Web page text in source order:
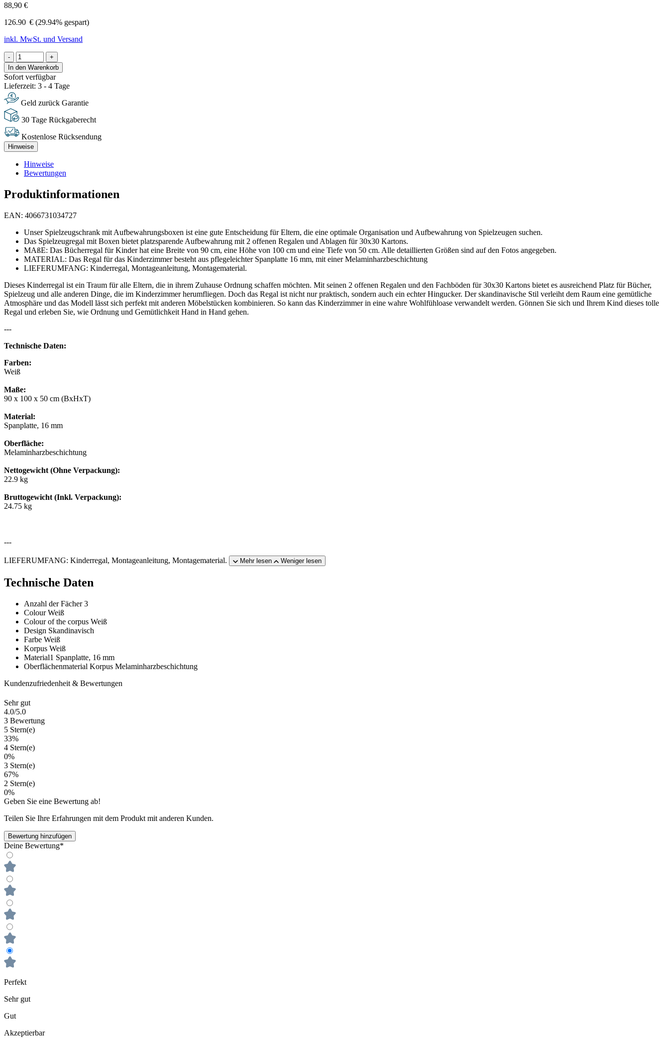
88,90 €
126.90 € (29.94% gespart)
inkl. MwSt. und Versand
-
+
In den Warenkorb
Sofort verfügbar
Lieferzeit: 3 - 4 Tage
Geld zurück Garantie
30 Tage Rückgaberecht
Kostenlose Rücksendung
Hinweise
Hinweise
Bewertungen
Produktinformationen
EAN: 4066731034727
Unser Spielzeugschrank mit Aufbewahrungsboxen ist eine gute Entscheidung für Eltern, die eine optimale Organisation und Aufbewahrung von Spielzeugen suchen.
Das Spielzeugregal mit Boxen bietet platzsparende Aufbewahrung mit 2 offenen Regalen und Ablagen für 30x30 Kartons.
MAßE: Das Bücherregal für Kinder hat eine Breite von 90 cm, eine Höhe von 100 cm und eine Tiefe von 50 cm. Alle detaillierten Größen sind auf den Fotos angegeben.
MATERIAL: Das Regal für das Kinderzimmer besteht aus pflegeleichter Spanplatte 16 mm, mit einer Melaminharzbeschichtung
LIEFERUMFANG: Kinderregal, Montageanleitung, Montagematerial.
Dieses Kinderregal ist ein Traum für alle Eltern, die in ihrem Zuhause Ordnung schaffen möchten. Mit seinen 2 offenen Regalen und den Fachböden für 30x30 Kartons bietet es ausreichend Platz für Bücher,
Spielzeug und alle anderen Dinge, die im Kinderzimmer herumfliegen. Doch das Regal ist nicht nur praktisch, sondern auch ein echter Hingucker. Der skandinavische Stil verleiht dem Raum eine gemütliche
Atmosphäre und das Modell lässt sich perfekt mit anderen Möbelstücken kombinieren. So kann das Kinderzimmer in eine wahre Wohlfühloase verwandelt werden. Gönnen Sie sich und Ihrem Kind dieses tolle
Regal und erleben Sie, wie Ordnung und Gemütlichkeit Hand in Hand gehen.
---
Technische Daten:
Farben:
Weiß
Maße:
90 x 100 x 50 cm (BxHxT)
Material:
Spanplatte, 16 mm
Oberfläche:
Melaminharzbeschichtung
Nettogewicht (Ohne Verpackung):
22.9 kg
Bruttogewicht (Inkl. Verpackung):
24.75 kg
---
LIEFERUMFANG: Kinderregal, Montageanleitung, Montagematerial. Mehr lesen Weniger lesen
Technische Daten
Anzahl der Fächer 3
Colour Weiß
Colour of the corpus Weiß
Design Skandinavisch
Farbe Weiß
Korpus Weiß
Material1 Spanplatte, 16 mm
Oberflächenmaterial Korpus Melaminharzbeschichtung
Kundenzufriedenheit & Bewertungen
Sehr gut
4.0/5.0
3 Bewertung
5 Stern(e)
33%
4 Stern(e)
0%
3 Stern(e)
67%
2 Stern(e)
0%
Geben Sie eine Bewertung ab!
Teilen Sie Ihre Erfahrungen mit dem Produkt mit anderen Kunden.
Bewertung hinzufügen
Deine Bewertung*
Perfekt
Sehr gut
Gut
Akzeptierbar